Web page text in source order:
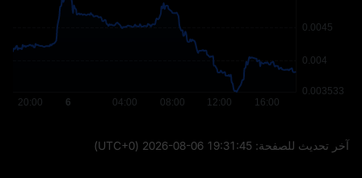
آخر تحديث للصفحة: 2026-08-06 19:31:45
(UTC+0)